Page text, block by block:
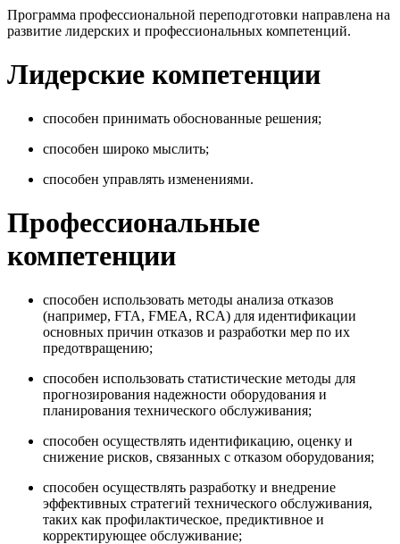
Программа профессиональной переподготовки направлена на
развитие лидерских и профессиональных компетенций.
Лидерские компетенции
способен принимать обоснованные решения;
способен широко мыслить;
способен управлять изменениями.
Профессиональные
компетенции
способен использовать методы анализа отказов
(например, FTA, FMEA, RCA) для идентификации
основных причин отказов и разработки мер по их
предотвращению;
способен использовать статистические методы для
прогнозирования надежности оборудования и
планирования технического обслуживания;
способен осуществлять идентификацию, оценку и
снижение рисков, связанных с отказом оборудования;
способен осуществлять разработку и внедрение
эффективных стратегий технического обслуживания,
таких как профилактическое, предиктивное и
корректирующее обслуживание;